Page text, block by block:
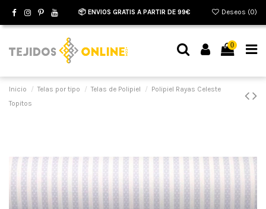
📦 ENVIOS GRATIS A PARTIR DE 99€ Deseos (0)
0
Inicio Telas por tipo Telas de Polipiel
Polipiel Rayas Celeste
Topitos